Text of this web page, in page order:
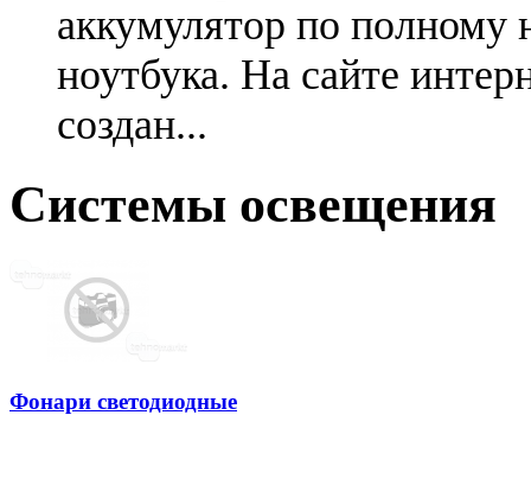
аккумулятор по
ноутбука. На сайте
создан...
Системы освещения
Фонари светодиодные